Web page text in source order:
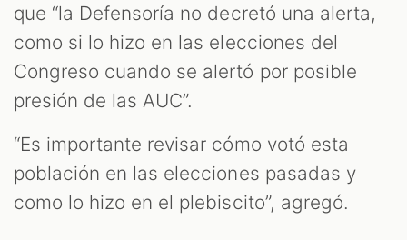
que “la Defensoría no decretó una alerta,
como si lo hizo en las elecciones del
Congreso cuando se alertó por posible
presión de las AUC”.
“Es importante revisar cómo votó esta
población en las elecciones pasadas y
como lo hizo en el plebiscito”, agregó.